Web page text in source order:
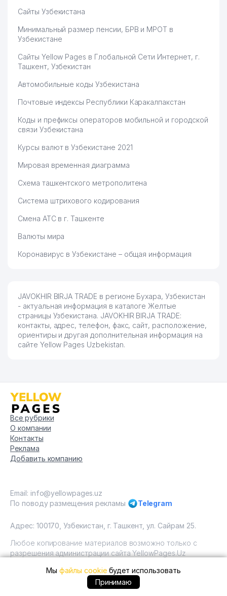
Сайты Узбекистана
Минимальный размер пенсии, БРВ и МРОТ в
Узбекистане
Сайты Yellow Pages в Глобальной Сети Интернет, г.
Ташкент, Узбекистан
Автомобильные коды Узбекистана
Почтовые индексы Республики Каракалпакстан
Коды и префиксы операторов мобильной и городской
связи Узбекистана
Курсы валют в Узбекистане 2021
Мировая временная диаграмма
Схема ташкентского метрополитена
Система штрихового кодирования
Смена АТС в г. Ташкенте
Валюты мира
Коронавирус в Узбекистане – общая информация
JAVOKHIR BIRJA TRADE в регионе Бухара, Узбекистан
- актуальная информация в каталоге Желтые
страницы Узбекистана. JAVOKHIR BIRJA TRADE:
контакты, адрес, телефон, факс, сайт, расположение,
ориентиры и другая дополнительная информация на
сайте Yellow Pages Uzbekistan.
+99888 ... позвонить
Все рубрики
О компании
Контакты
Реклама
Добавить компанию
Email: info@yellowpages.uz
По поводу размещения рекламы
Telegram
Адрес: 100170, Узбекистан, г. Ташкент, ул. Сайрам 25.
Любое копирование материалов возможно только с
разрешения администрации сайта YellowPages.Uz
Copyright © Yellow Pages Uzbekistan, 2009 - 2026 / ООО
"Yellow Pages". Все права защищены All rights reserved.
Мыфайлы cookieбудет использовать
Принимаю